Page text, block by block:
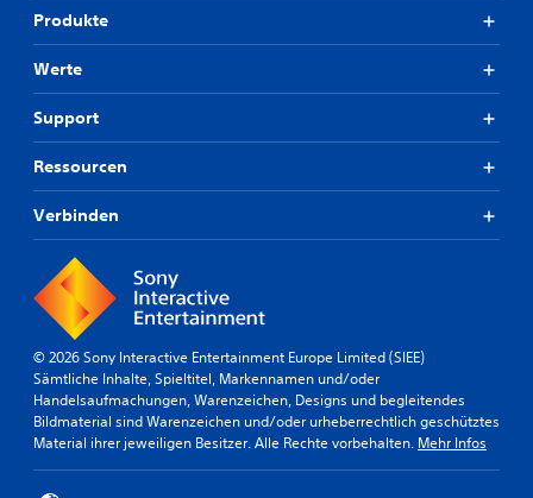
Produkte
Werte
Support
Ressourcen
Verbinden
© 2026 Sony Interactive Entertainment Europe Limited (SIEE)
Sämtliche Inhalte, Spieltitel, Markennamen und/oder
Handelsaufmachungen, Warenzeichen, Designs und begleitendes
Bildmaterial sind Warenzeichen und/oder urheberrechtlich geschütztes
Material ihrer jeweiligen Besitzer. Alle Rechte vorbehalten. Mehr Infos